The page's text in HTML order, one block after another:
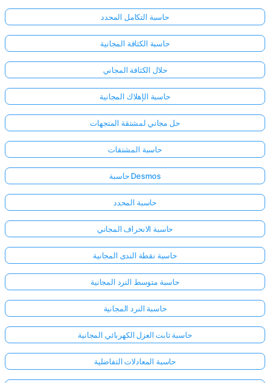
حاسبة التكامل المحدد
حاسبة الكثافة المجانية
حلال الكثافة المجاني
حاسبة الإهلاك المجانية
حل مجاني لمشتقة المتجهات
حاسبة المشتقات
حاسبة Desmos
حاسبة المحدد
حاسبة الانحراف المجاني
حاسبة نقطة الندى المجانية
حاسبة متوسط النرد المجانية
حاسبة النرد المجانية
حاسبة ثابت العزل الكهربائي المجانية
حاسبة المعادلات التفاضلية